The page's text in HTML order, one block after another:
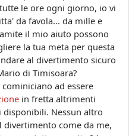
le ore ogni giorno, io vi
da favola... da mille e
il mio aiuto possono
la tua meta per questa
al divertimento sicuro
di Timisoara?
cominiciano ad essere
in fretta altrimenti
disponibili. Nessun altro
come da me,